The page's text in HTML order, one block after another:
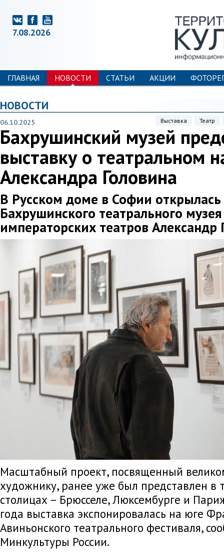
7.08.2026
ГЛАВНАЯ НОВОСТИ СТАТЬИ АКЦИИ
НОВОСТИ
06.10.2025 Выставка Театр
Бахрушинский музей
выставку о театральном
Александра Головина
В Русском доме в Софии открылась
Бахрушинского театрального
императорских театров Александр
Масштабный проект, посвященный
художнику, ранее уже был представлен в
столицах – Брюсселе, Люксембурге и
года выставка экспонировалась на юге
Авиньонского театрального фестиваля,
Минкультуры России.